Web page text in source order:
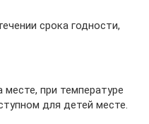
срока годности,
при температуре
для детей месте.